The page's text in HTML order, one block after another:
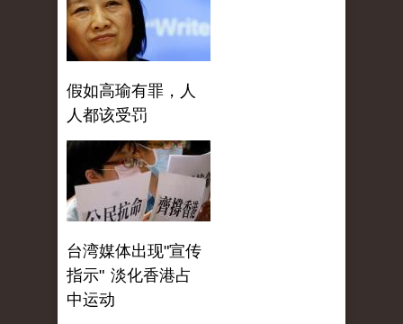
假如高瑜有罪，人
人都该受罚
台湾媒体出现"宣传
指示" 淡化香港占
中运动